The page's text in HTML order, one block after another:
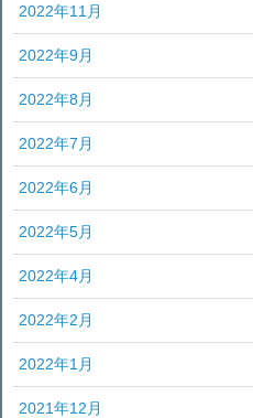
2022年11月
2022年9月
2022年8月
2022年7月
2022年6月
2022年5月
2022年4月
2022年2月
2022年1月
2021年12月